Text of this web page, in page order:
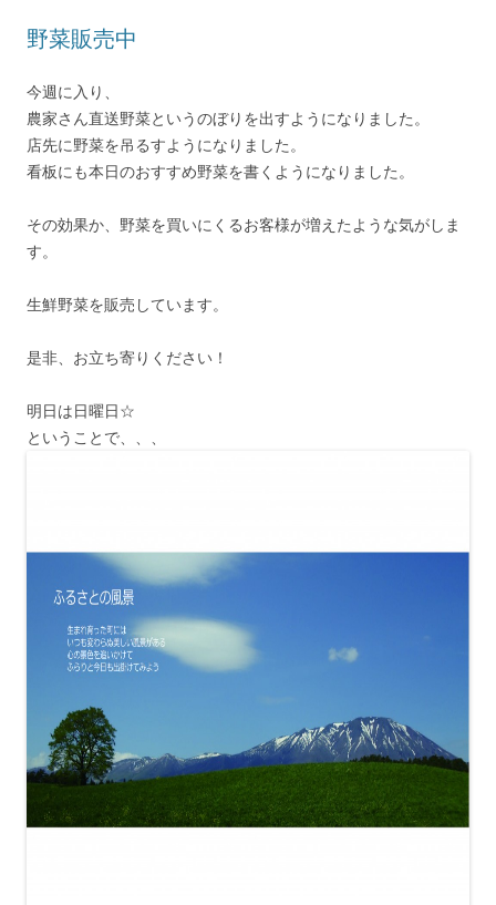
野菜販売中
今週に入り、
農家さん直送野菜というのぼりを出すようになりました。
店先に野菜を吊るすようになりました。
看板にも本日のおすすめ野菜を書くようになりました。
その効果か、野菜を買いにくるお客様が増えたような気がしま
す。
生鮮野菜を販売しています。
是非、お立ち寄りください！
明日は日曜日☆
ということで、、、